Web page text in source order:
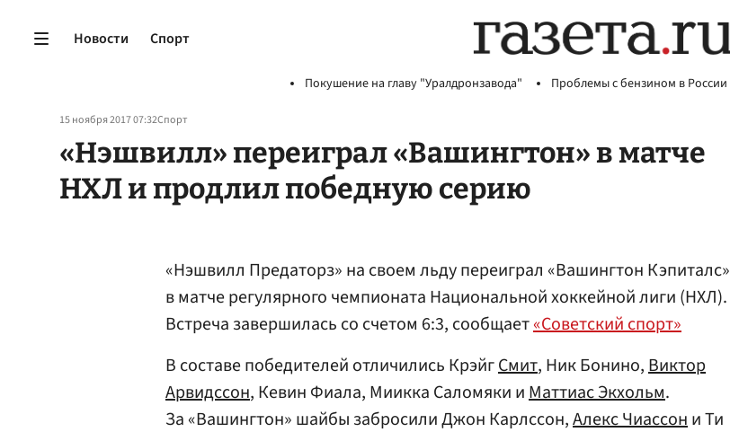
Новости Спорт
Покушение на главу "Уралдронзавода" Проблемы с бензином в России
15 ноября 2017 07:32Спорт
«Нэшвилл» переиграл «Вашингтон» в матче
НХЛ и продлил победную серию
«Нэшвилл Предаторз» на своем льду переиграл «Вашингтон Кэпиталс»
в матче регулярного чемпионата Национальной хоккейной лиги (НХЛ).
Встреча завершилась со счетом 6:3, сообщает«Советский спорт»
В составе победителей отличились КрэйгСмит, Ник Бонино,Виктор
Арвидссон, Кевин Фиала, Миикка Саломяки иМаттиас Экхольм.
За «Вашингтон» шайбы забросили Джон Карлссон,Алекс Чиассони Ти